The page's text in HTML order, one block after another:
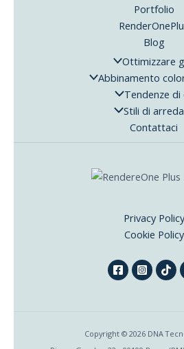
Portfolio
Blog
Ottimizzare
Abbinamento
Tendenze di
Stili di
Contattaci
Privacy Policy
Cookie Policy
Copyright © 2026 DNA